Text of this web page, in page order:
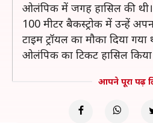
ओलंपिक में जगह हासिल की थी।
100 मीटर बैकस्ट्रोक में उन्हें
टाइम ट्रॉयल का मौका दिया
ओलंपिक का टिकट हासिल किया
आपने पूरा पढ़